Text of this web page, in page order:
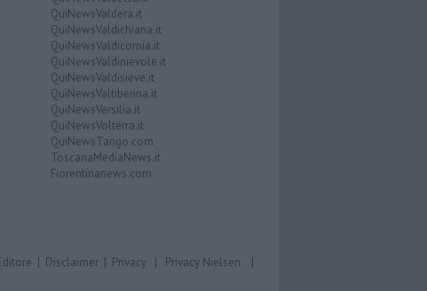
QuiNewsValdera.it
QuiNewsValdichiana.it
QuiNewsValdicornia.it
QuiNewsValdinievole.it
QuiNewsValdisieve.it
QuiNewsValtiberina.it
QuiNewsVersilia.it
QuiNewsVolterra.it
QuiNewsTango.com
ToscanaMediaNews.it
Fiorentinanews.com
| Disclaimer | Privacy | Privacy Nielsen |